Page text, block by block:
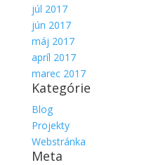
júl 2017
jún 2017
máj 2017
apríl 2017
marec 2017
Kategórie
Blog
Projekty
Webstránka
Meta